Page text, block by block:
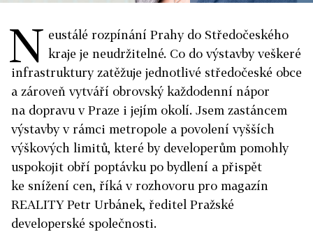
N eustálé rozpínání Prahy do Středočeského
kraje je neudržitelné. Co do výstavby veškeré
infrastruktury zatěžuje jednotlivé středočeské obce
a zároveň vytváří obrovský každodenní nápor
na dopravu v Praze i jejím okolí. Jsem zastáncem
výstavby v rámci metropole a povolení vyšších
výškových limitů, které by developerům pomohly
uspokojit obří poptávku po bydlení a přispět
ke snížení cen, říká v rozhovoru pro magazín
REALITY Petr Urbánek, ředitel Pražské
developerské společnosti.